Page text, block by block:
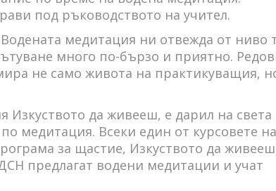
под ръководството на учител.
медитация ни отвежда от ниво
много по-бързо и приятно.
не само живота на практикуващия,
да живееш, е дарил на света
медитация. Всеки един от курсовете на
за щастие, Изкуството да живееш
предлагат водени медитации и учат